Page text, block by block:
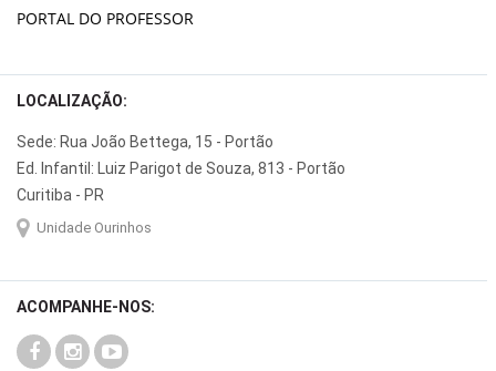
PORTAL DO PROFESSOR
LOCALIZAÇÃO:
Sede: Rua João Bettega, 15 - Portão
Ed. Infantil: Luiz Parigot de Souza, 813 - Portão
Curitiba - PR
Unidade Ourinhos
ACOMPANHE-NOS: